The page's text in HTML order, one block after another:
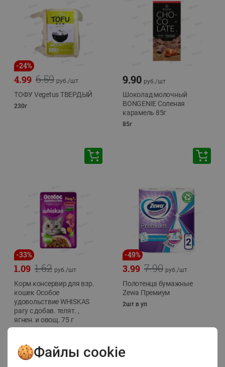
-24%
6.59
4.99 руб./шт
ТОФУ Vegetus ТВЕРДЫЙ
230г
9.90 руб./шт
Шоколад молочный
BONGENIE Соленая
карамель 85г
85г
-33%
1.62
1.09 руб./шт
Корм консервир для взр.
кошек Особое
удовольствие WHISKAS
рагу с добав. телят. ,
ягнен. и овощ. 75 г
-49%
7.90
3.99 руб./шт
Полотенца бумажные
Zewa Премиум
2шт в уп
Файлы cookie